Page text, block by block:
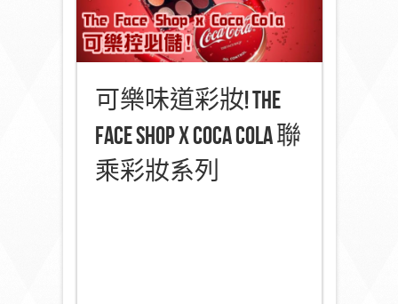
可樂味道彩妝! The
Face Shop x Coca Cola 聯
乘彩妝系列